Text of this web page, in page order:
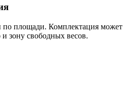
площади. Комплектация может
зону свободных весов.